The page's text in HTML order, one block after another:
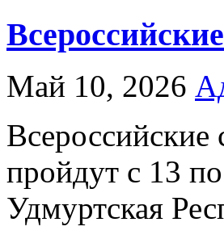
Май 10, 2026
пройдут с 13
Удмуртская